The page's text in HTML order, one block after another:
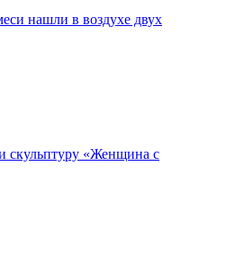
нашли в воздухе двух
скульптуру «Женщина с